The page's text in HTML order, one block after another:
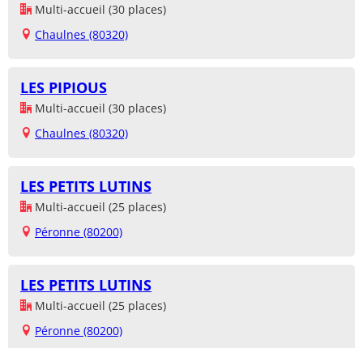
Multi-accueil (30 places)
Chaulnes (80320)
LES PIPIOUS
Multi-accueil (30 places)
Chaulnes (80320)
LES PETITS LUTINS
Multi-accueil (25 places)
Péronne (80200)
LES PETITS LUTINS
Multi-accueil (25 places)
Péronne (80200)